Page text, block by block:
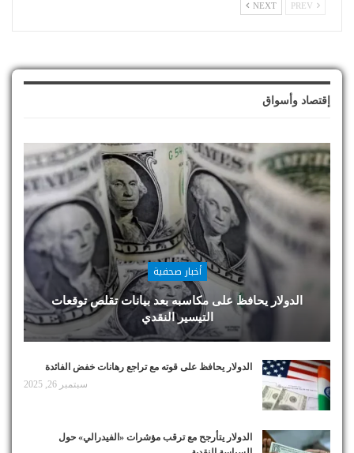
NEXT
إقتصاد وأسواق
أخبار صحفية
الدولار يحافظ على مكاسبه بعد بيانات تقلص توقعات
التيسير النقدي
الدولار يحافظ على قوته مع تراجع رهانات خفض الفائدة
سبتمبر 26, 2025
الدولار يتأرجح مع ترقب مؤشرات «الفيدرالي» حول